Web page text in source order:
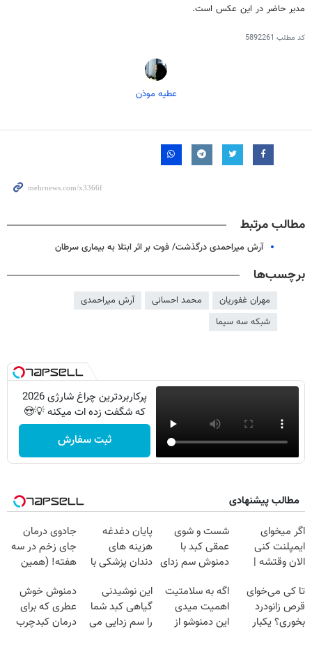
مدیر حاضر در این عکس است.
کد مطلب 5892261
عطیه موذن
مطالب مرتبط
آرش میراحمدی درگذشت/ فوت بر اثر ابتلا به بیماری سرطان
برچسب‌ها
مهران غفوریان محمد احسانی
آرش میراحمدی
شبکه سه سیما
پرکاربردترین چراغ شارژی 2026
که شگفت زده ات میکنه 💡😍
ثبت سفارش
مطالب پیشنهادی
اگر میخوای
ایمپلنت کنی
الان وقتشه |
میلیون تومان!!!
شست و شوی
عمقی کبد با
دمنوش سم زدای
پایان دغدغه
هزینه های
دندان پزشکی با
خانگی
جادوی درمان
جای زخم در سه
هفته! (همین
صحبت کنید)
تا کی می‌خوای
قرص زانودرد
بخوری؟ یکبار
اگه به سلامتیت
اهمیت میدی
این دمنوشو از
این نوشیدنی
گیاهی کبد شما
را سم زدایی می
دمنوش خوش
عطری که برای
درمان کبدچرب